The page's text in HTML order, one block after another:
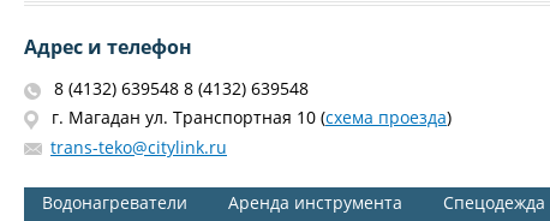
Адрес и телефон
8 (4132) 639548 8 (4132) 639548
г. Магадан ул. Транспортная 10 (схема проезда)
trans-teko@citylink.ru
Водонагреватели Аренда инструмента Спецодежда